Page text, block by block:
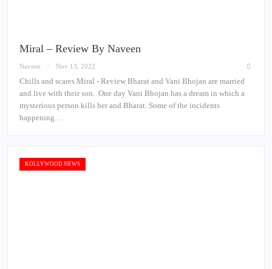
Miral – Review By Naveen
Naveen Nov 13, 2022
Chills and scares Miral - Review Bharat and Vani Bhojan are married
and live with their son. One day Vani Bhojan has a dream in which a
mysterious person kills her and Bharat. Some of the incidents
happening…
KOLLYWOOD NEWS